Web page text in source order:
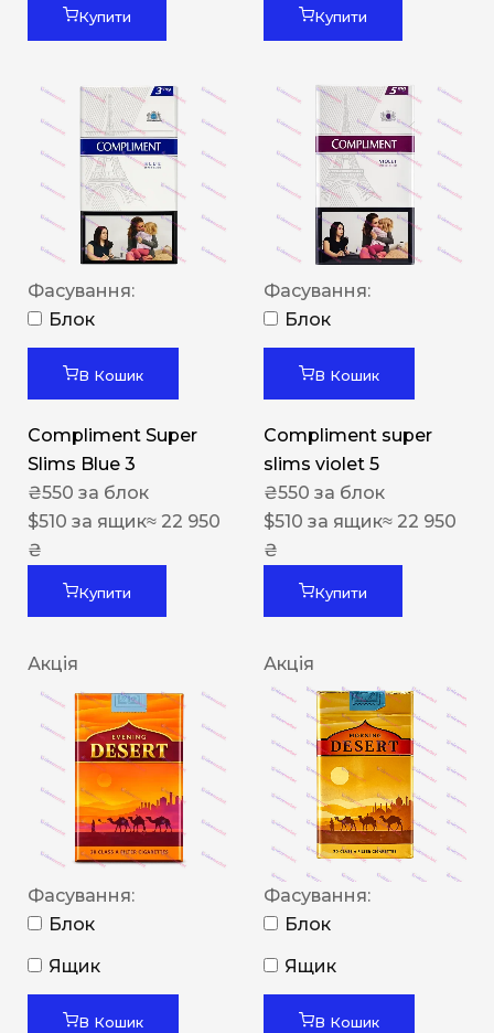
Купити Купити
Фасування:
Блок
В Кошик
Compliment Super
Slims Blue 3
₴550 за блок
$510 за ящик≈ 22 950
₴
Купити
Фасування:
Блок
В Кошик
Compliment super
slims violet 5
₴550 за блок
$510 за ящик≈ 22 950
₴
Купити
Акція
Фасування:
Блок
Ящик
В Кошик
Акція
Фасування:
Блок
Ящик
В Кошик